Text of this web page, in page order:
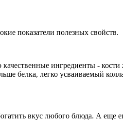
показатели полезных свойств.
качественные ингредиенты -
белка, легко усваиваемый
вкус любого блюда. А еще